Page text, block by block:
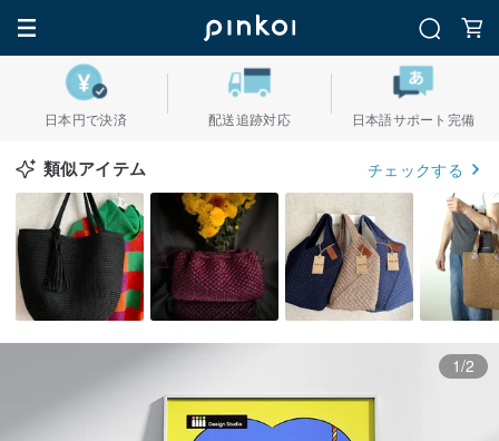
日本円で決済 配送追跡対応 日本語サポート完備
類似アイテム チェックする
1/2